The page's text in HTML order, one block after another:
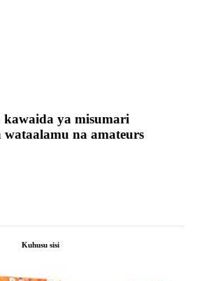
ya misumari
na amateurs
Kuhusu sisi